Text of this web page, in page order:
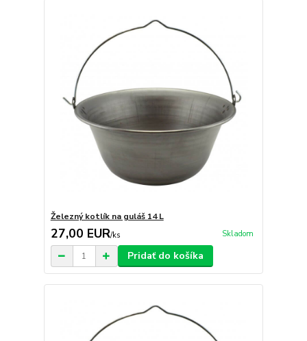
Železný kotlík na guláš 14 L
27,00 EUR/ks Skladom
Pridať do košíka